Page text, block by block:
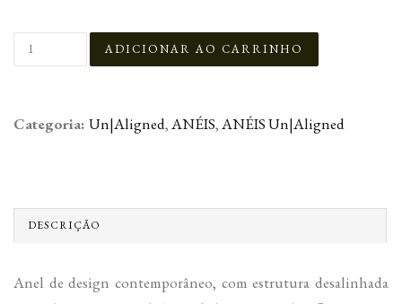
Categoria: Un|Aligned,ANÉIS,ANÉIS Un|Aligned
DESCRIÇÃO
Anel de design contemporâneo, com estrutura desalinhada